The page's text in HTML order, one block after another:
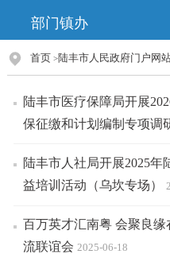
部门镇办
首页 >陆丰市人民政府门户网
陆丰市医疗保障局开展
保征缴和计划编制专项调
陆丰市人社局开展2025年
益培训活动（乌坎专场）
百万英才汇南粤 会聚良
流联谊会 2025-06-18